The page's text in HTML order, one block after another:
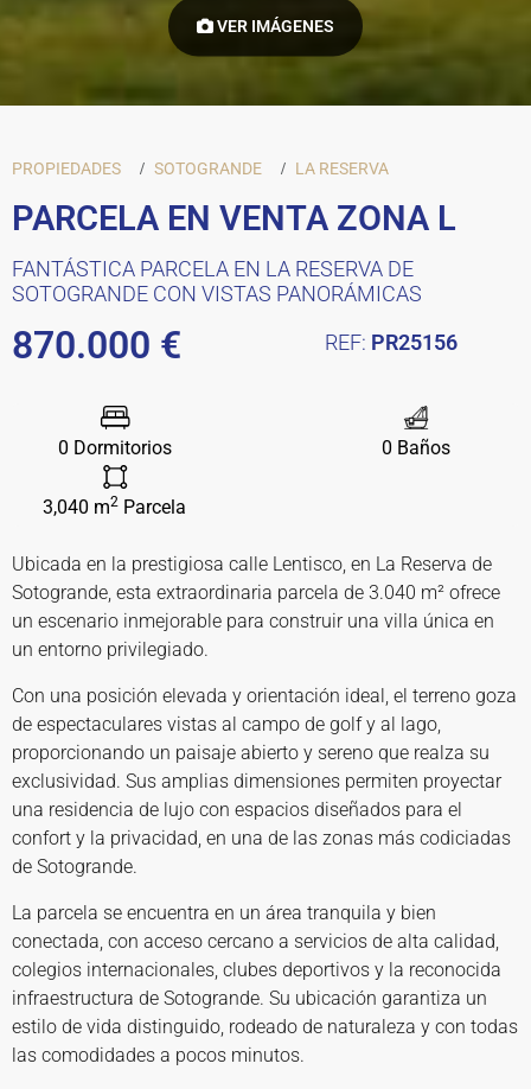
VER IMÁGENES
PROPIEDADES SOTOGRANDE LA RESERVA
PARCELA EN VENTA ZONA L
FANTÁSTICA PARCELA EN LA RESERVA DE
SOTOGRANDE CON VISTAS PANORÁMICAS
870.000 € REF: PR25156
0 Dormitorios 0 Baños
3,040 m2 Parcela
Ubicada en la prestigiosa calle Lentisco, en La Reserva de
Sotogrande, esta extraordinaria parcela de 3.040 m² ofrece
un escenario inmejorable para construir una villa única en
un entorno privilegiado.
Con una posición elevada y orientación ideal, el terreno goza
de espectaculares vistas al campo de golf y al lago,
proporcionando un paisaje abierto y sereno que realza su
exclusividad. Sus amplias dimensiones permiten proyectar
una residencia de lujo con espacios diseñados para el
confort y la privacidad, en una de las zonas más codiciadas
de Sotogrande.
La parcela se encuentra en un área tranquila y bien
conectada, con acceso cercano a servicios de alta calidad,
colegios internacionales, clubes deportivos y la reconocida
infraestructura de Sotogrande. Su ubicación garantiza un
estilo de vida distinguido, rodeado de naturaleza y con todas
las comodidades a pocos minutos.